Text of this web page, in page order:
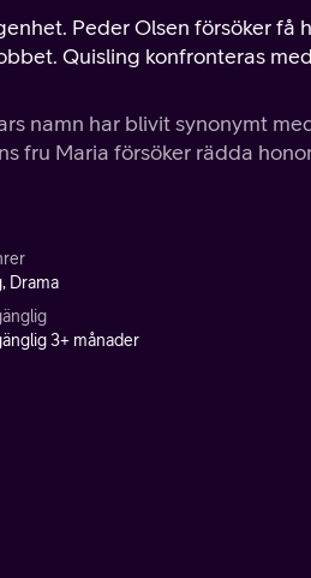
Peder Olsen försöker få
Quisling konfronteras
namn har blivit synonymt
fru Maria försöker rädda
Drama
3+ månader